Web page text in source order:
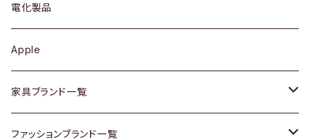
キュリオケース / 飾り棚
カップボード / 食器棚
チェスト
その他家具
ワンピース
ボトムス
靴
スカーフ
ケトル / ティーポット
鍋 / フライパン
Vintage / ヴィンテージ
銀製品
ギター
ベース
その他楽器
電化製品
Apple
家具ブランド一覧
ACME Furniture / アクメ ファニチャー
ファッションブランド一覧